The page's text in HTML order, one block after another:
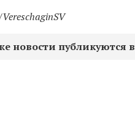
новости публикуются в